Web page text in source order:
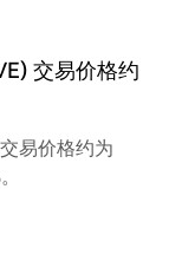
交易价格约
易价格约为
。